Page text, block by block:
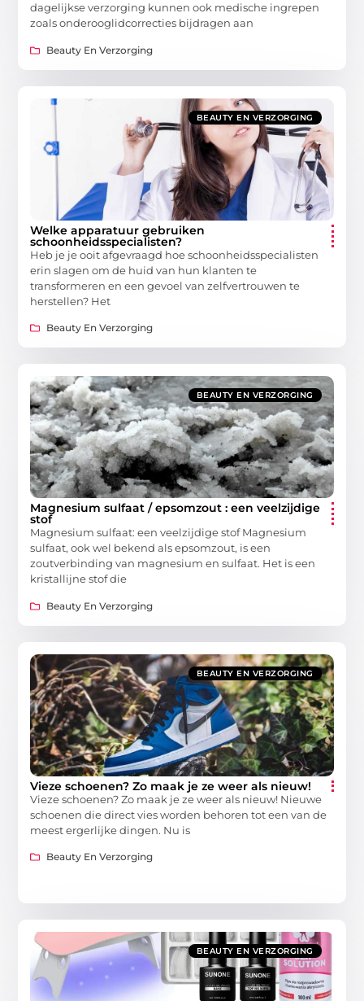
dagelijkse verzorging kunnen ook medische ingrepen
zoals onderooglidcorrecties bijdragen aan
Beauty En Verzorging
BEAUTY EN VERZORGING
Welke apparatuur gebruiken
schoonheidsspecialisten?
Heb je je ooit afgevraagd hoe schoonheidsspecialisten
erin slagen om de huid van hun klanten te
transformeren en een gevoel van zelfvertrouwen te
herstellen? Het
Beauty En Verzorging
BEAUTY EN VERZORGING
Magnesium sulfaat / epsomzout : een veelzijdige
stof
Magnesium sulfaat: een veelzijdige stof Magnesium
sulfaat, ook wel bekend als epsomzout, is een
zoutverbinding van magnesium en sulfaat. Het is een
kristallijne stof die
Beauty En Verzorging
BEAUTY EN VERZORGING
Vieze schoenen? Zo maak je ze weer als nieuw!
Vieze schoenen? Zo maak je ze weer als nieuw! Nieuwe
schoenen die direct vies worden behoren tot een van de
meest ergerlijke dingen. Nu is
Beauty En Verzorging
BEAUTY EN VERZORGING